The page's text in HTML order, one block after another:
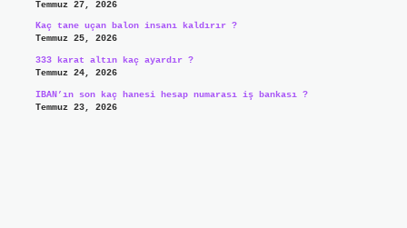
Temmuz 27, 2026
Kaç tane uçan balon insanı kaldırır ?
Temmuz 25, 2026
333 karat altın kaç ayardır ?
Temmuz 24, 2026
IBAN’ın son kaç hanesi hesap numarası iş bankası ?
Temmuz 23, 2026